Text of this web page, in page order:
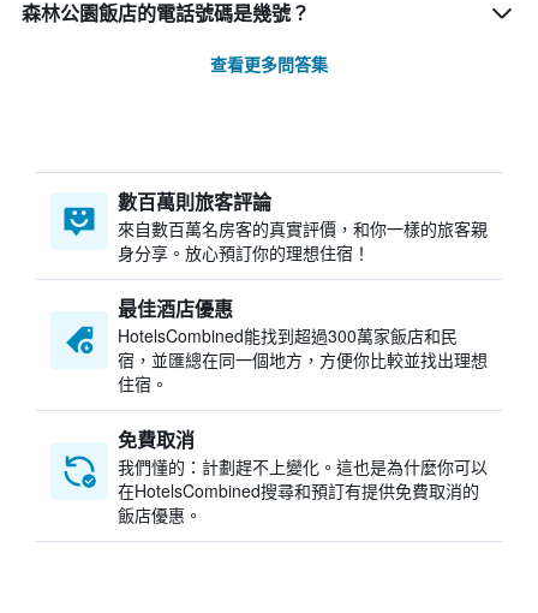
森林公園飯店的電話號碼是幾號？
查看更多問答集
數百萬則旅客評論
來自數百萬名房客的真實評價，和你一樣的旅客親
身分享。放心預訂你的理想住宿！
最佳酒店優惠
HotelsCombined​能找到超過300萬家飯店和民
宿，並匯總在同一個地方，方便你比較並找出理想
住宿。
免費取消
我們懂的：計劃趕不上變化。這也是為什麼你可以
在HotelsCombined搜尋和預訂有提供免費取消的
飯店優惠。